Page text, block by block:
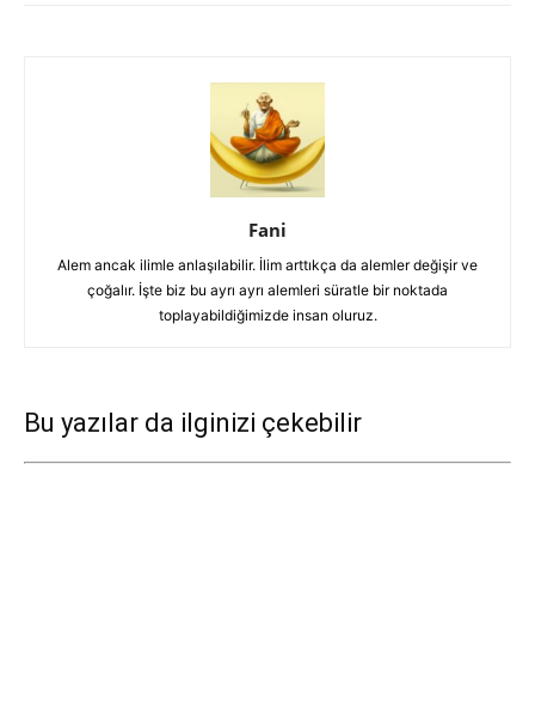
Fani
Alem ancak ilimle anlaşılabilir. İlim arttıkça da alemler değişir ve
çoğalır. İşte biz bu ayrı ayrı alemleri süratle bir noktada
toplayabildiğimizde insan oluruz.
Bu yazılar da ilginizi çekebilir